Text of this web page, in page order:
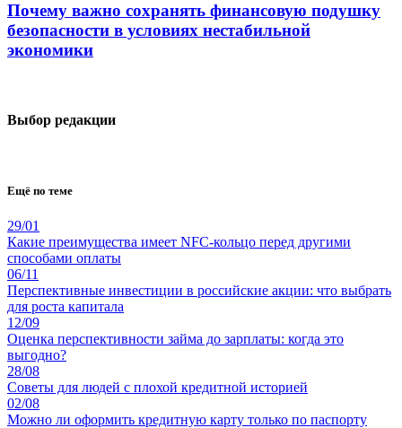
Почему важно сохранять финансовую подушку
безопасности в условиях нестабильной
экономики
Выбор редакции
Ещё по теме
29/01
Какие преимущества имеет NFC-кольцо перед другими
способами оплаты
06/11
Перспективные инвестиции в российские акции: что выбрать
для роста капитала
12/09
Оценка перспективности займа до зарплаты: когда это
выгодно?
28/08
Советы для людей с плохой кредитной историей
02/08
Можно ли оформить кредитную карту только по паспорту